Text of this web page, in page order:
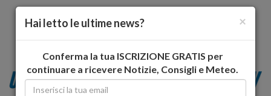
×
Hai letto le ultime news?
Conferma la tua ISCRIZIONE GRATIS per
continuare a ricevere Notizie, Consigli e Meteo.